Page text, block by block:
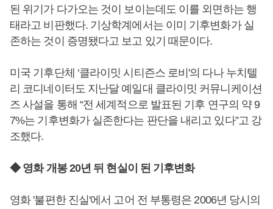
된 위기가 다가오는 것이 보이는데도 이를 외면하는 행
태라고 비판했다. 기상학계에서는 이미 기후변화가 실
존하는 것이 증명됐다고 보고 있기 때문이다.
미국 기후단체 ‘클라이밋 시티즌스 로비'의 다나 누치텔
리 코디네이터도 지난달 예일대 클라이밋 커뮤니케이션
즈 사설을 통해 “전 세계적으로 발표된 기후 연구의 약 9
7%는 기후변화가 실존한다는 판단을 내리고 있다”고 강
조했다.
◆ 영화 개봉 20년 뒤 현실이 된 기후변화
영화 '불편한 진실'에서 고어 전 부통령은 2006년 당시의